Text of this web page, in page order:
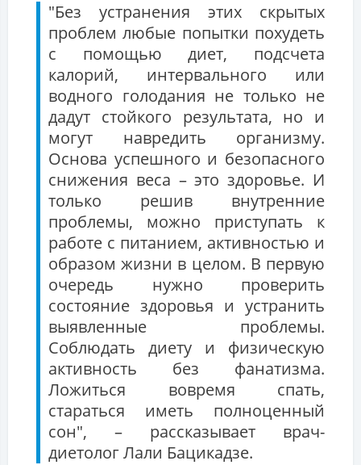
"Без устранения этих скрытых
проблем любые попытки похудеть
с помощью диет, подсчета
калорий, интервального или
водного голодания не только не
дадут стойкого результата, но и
могут навредить организму.
Основа успешного и безопасного
снижения веса – это здоровье. И
только решив внутренние
проблемы, можно приступать к
работе с питанием, активностью и
образом жизни в целом. В первую
очередь нужно проверить
состояние здоровья и устранить
выявленные проблемы.
Соблюдать диету и физическую
активность без фанатизма.
Ложиться вовремя спать,
стараться иметь полноценный
сон", – рассказывает врач-
диетолог Лали Бацикадзе.